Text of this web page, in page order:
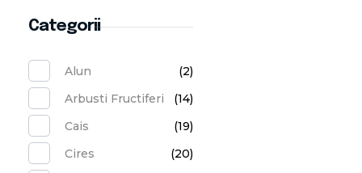
Categorii
Alun
(2)
Arbusti Fructiferi
(14)
Cais
(19)
Cires
(20)